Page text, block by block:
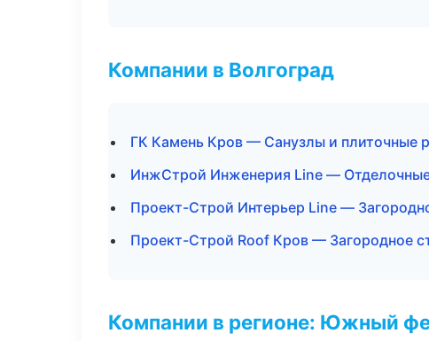
Компании в Волгоград
ГК Камень Кров — Санузлы и плиточные
ИнжСтрой Инженерия Line —
Проект-Строй Интерьер Line —
Проект-Строй Roof Кров — Загородное
Компании в регионе: Южный